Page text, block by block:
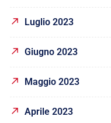
Luglio 2023
Giugno 2023
Maggio 2023
Aprile 2023